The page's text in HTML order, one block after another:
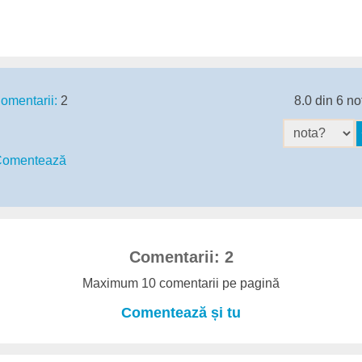
2 8.0 din 6
Comentarii: 2
Maximum 10 comentarii pe pagină
Comentează și tu